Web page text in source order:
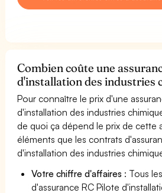
Combien coûte une
d'installation des industries
Pour connaître le prix d'une
d'installation des industries
de quoi ça dépend le prix de cette
éléments que les contrats
d'installation des industries
Votre chiffre d'affaires : Tous
d'assurance RC Pilote